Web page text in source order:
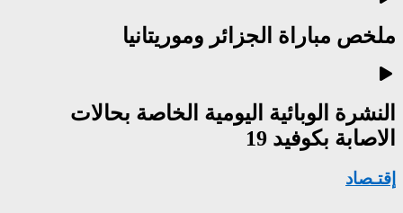
ملخص مباراة الجزائر وموريتانيا
النشرة الوبائية اليومية الخاصة بحالات
الاصابة بكوفيد 19
إقتـصاد